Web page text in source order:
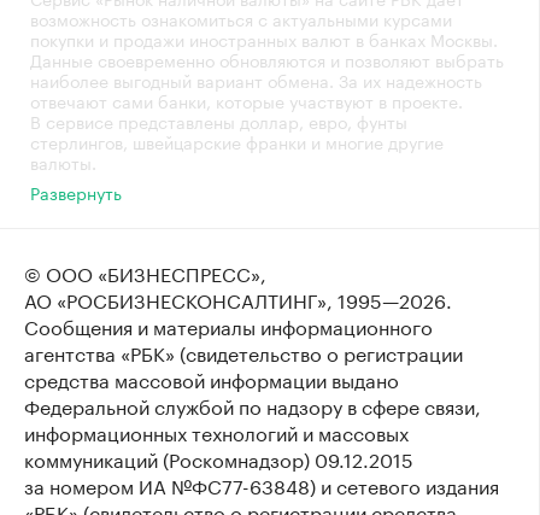
возможность ознакомиться с актуальными курсами
покупки и продажи иностранных валют в банках Москвы.
Данные своевременно обновляются и позволяют выбрать
наиболее выгодный вариант обмена. За их надежность
отвечают сами банки, которые участвуют в проекте.
В сервисе представлены доллар, евро, фунты
стерлингов, швейцарские франки и многие другие
валюты.
Развернуть
© ООО «БИЗНЕСПРЕСС»,
АО «РОСБИЗНЕСКОНСАЛТИНГ», 1995—2026.
Сообщения и материалы информационного
агентства «РБК» (свидетельство о регистрации
средства массовой информации выдано
Федеральной службой по надзору в сфере связи,
информационных технологий и массовых
коммуникаций (Роскомнадзор) 09.12.2015
за номером ИА №ФС77-63848) и сетевого издания